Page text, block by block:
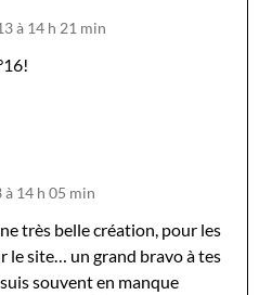
à 14 h 21 min
14 h 05 min
très belle création, pour les
le site… un grand bravo à tes
souvent en manque